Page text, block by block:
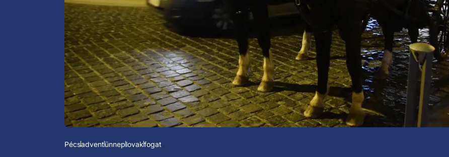
Pécsadventünneplovakfogat